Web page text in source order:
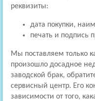
реквизиты:
дата покупки,
печать и подпись
Мы поставляем только
произошло досадное
заводской брак,
сервисный центр. Его
зависимости от того,